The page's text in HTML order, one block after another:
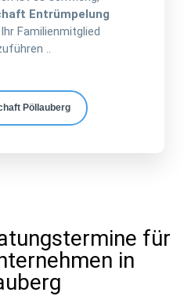
Entrümpelung
Familienmitglied
..
Pöllauberg
für
in